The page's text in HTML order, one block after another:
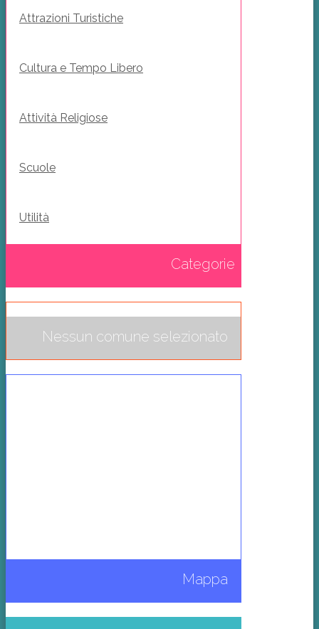
Attrazioni Turistiche
Cultura e Tempo Libero
Attività Religiose
Scuole
Utilità
Categorie
Nessun comune selezionato
Mappa